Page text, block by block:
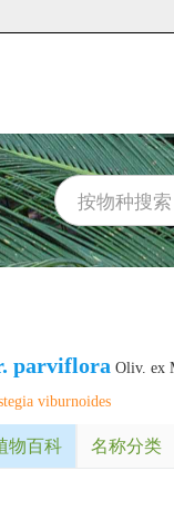
parviflora Oliv. ex
viburnoides
物百科 名称分类